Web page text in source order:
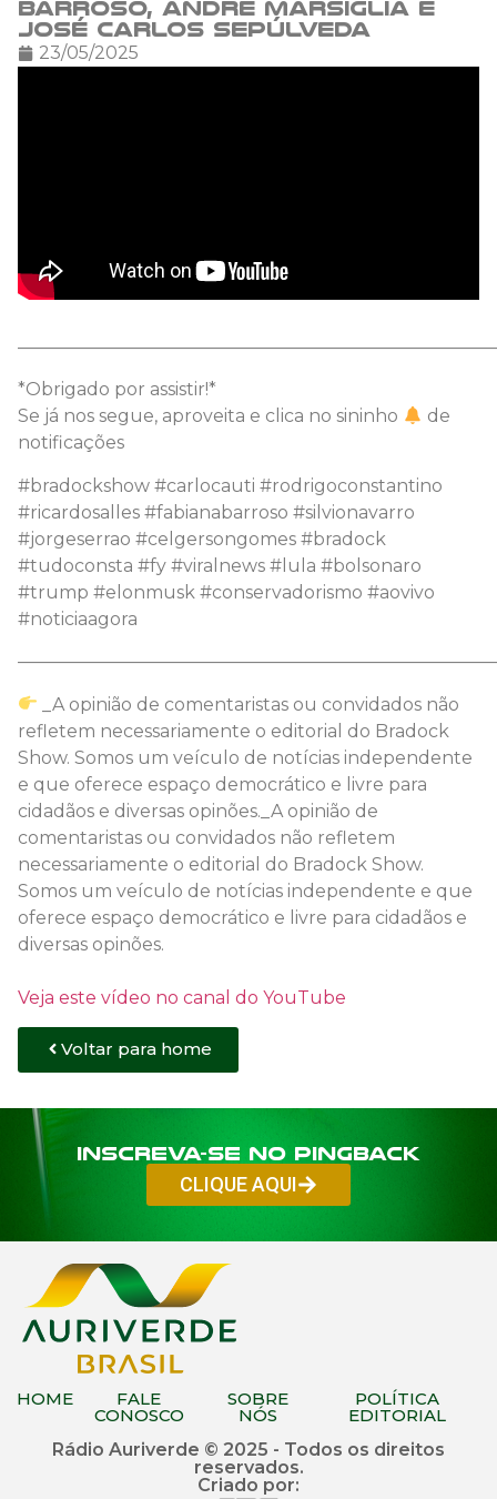
Barroso, André Marsiglia e
José Carlos Sepúlveda
23/05/2025
*Obrigado por assistir!*
Se já nos segue, aproveita e clica no sininho
de
notificações
#bradockshow #carlocauti #rodrigoconstantino
#ricardosalles #fabianabarroso #silvionavarro
#jorgeserrao #celgersongomes #bradock
#tudoconsta #fy #viralnews #lula #bolsonaro
#trump #elonmusk #conservadorismo #aovivo
#noticiaagora
_A opinião de comentaristas ou convidados não
refletem necessariamente o editorial do Bradock
Show. Somos um veículo de notícias independente
e que oferece espaço democrático e livre para
cidadãos e diversas opinões._A opinião de
comentaristas ou convidados não refletem
necessariamente o editorial do Bradock Show.
Somos um veículo de notícias independente e que
oferece espaço democrático e livre para cidadãos e
diversas opinões.
Veja este vídeo no canal do YouTube
Voltar para home
Inscreva-se no PINGBACK
CLIQUE AQUI
HOME FALE
CONOSCO
SOBRE
NÓS
POLÍTICA
EDITORIAL
Rádio Auriverde © 2025 - Todos os direitos
reservados.
Criado por: